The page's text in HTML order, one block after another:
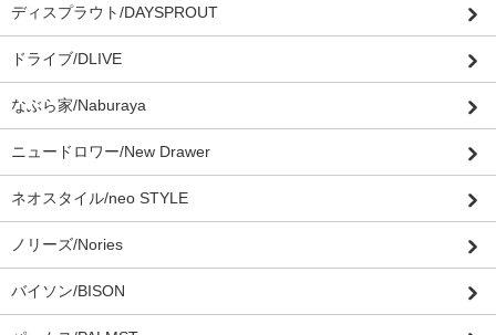
ディスプラウト/DAYSPROUT
ドライブ/DLIVE
なぶら家/Naburaya
ニュードロワー/New Drawer
ネオスタイル/neo STYLE
ノリーズ/Nories
バイソン/BISON